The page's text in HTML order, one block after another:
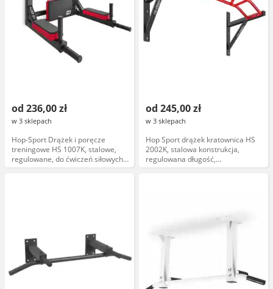
od 236,00 zł
w 3 sklepach
Hop-Sport Drążek i poręcze
treningowe HS 1007K, stalowe,
regulowane, do ćwiczeń siłowych,
antypoślizgowe uchwyty
od 245,00 zł
w 3 sklepach
Hop Sport drążek kratownica HS
2002K, stalowa konstrukcja,
regulowana długość,
antypoślizgowe końcówki, do